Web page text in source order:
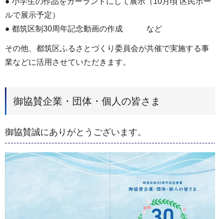
ルで展示予定）
● 都筑区制30周年記念動画の作成 など
その他、都筑区ふるさとづくり委員会が共催で実施する事
業などに活用させていただきます。
御協賛企業・団体・個人の皆さま
御協賛誠にありがとうございます。